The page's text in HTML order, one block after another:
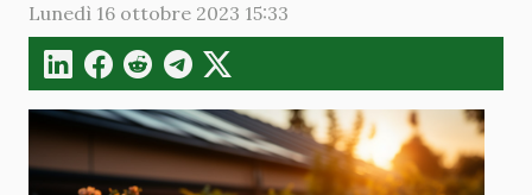
Lunedì 16 ottobre 2023 15:33